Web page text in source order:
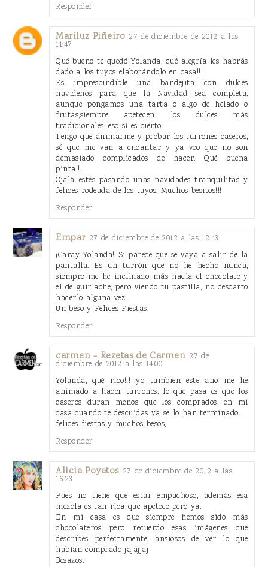
Responder
Mariluz Piñeiro 27 de diciembre de 2012 a las
11:47
Qué bueno te quedó Yolanda, qué alegría les habrás
dado a los tuyos elaborándolo en casa!!!
Es imprescindible una bandejita con dulces
navideños para que la Navidad sea completa,
aunque pongamos una tarta o algo de helado o
frutas,siempre apetecen los dulces más
tradicionales, eso sí es cierto.
Tengo que animarme y probar los turrones caseros,
sé que me van a encantar y ya veo que no son
demasiado complicados de hacer. Qué buena
pinta!!!
Ojalá estés pasando unas navidades tranquilitas y
felices rodeada de los tuyos. Muchos besitos!!!
Responder
Empar 27 de diciembre de 2012 a las 12:43
¡Caray Yolanda! Si parece que se vaya a salir de la
pantalla. Es un turrón que no he hecho nunca,
siempre me he inclinado más hacia el chocolate y
el de guirlache, pero viendo tu pastilla, no descarto
hacerlo alguna vez.
Un beso y Felices Fiestas.
Responder
carmen - Rezetas de Carmen 27 de
diciembre de 2012 a las 14:00
Yolanda, qué rico!!! yo tambien este año me he
animado a hacer turrones, lo que pasa es que los
caseros duran menos que los comprados, en mi
casa cuando te descuidas ya se lo han terminado.
felices fiestas y muchos besos,
Responder
Alicia Poyatos 27 de diciembre de 2012 a las
16:23
Pues no tiene que estar empachoso, además esa
mezcla es tan rica que apetece pero ya.
En mi casa es que siempre hemos sido más
chocolateros pero recuerdo esas imágenes que
describes perfectamente, ansiosos de ver lo que
habían comprado jajajjaj
Besazos.